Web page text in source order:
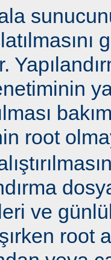
root
ve
root